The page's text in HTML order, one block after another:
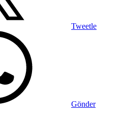
Tweetle
Gönder